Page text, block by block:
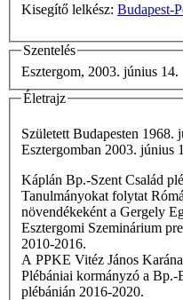
Kisegítő lelkész: Budapest-
Szentelés
Esztergom, 2003. június 14.
Életrajz
Született Budapesten 1968.
Esztergomban 2003. június
Káplán Bp.-Szent Család
Tanulmányokat folytat
növendékeként a Gergely
Esztergomi Szeminárium
2010-2016.
A PPKE Vitéz János
Plébániai kormányzó a Bp.-
plébánián 2016-2020.